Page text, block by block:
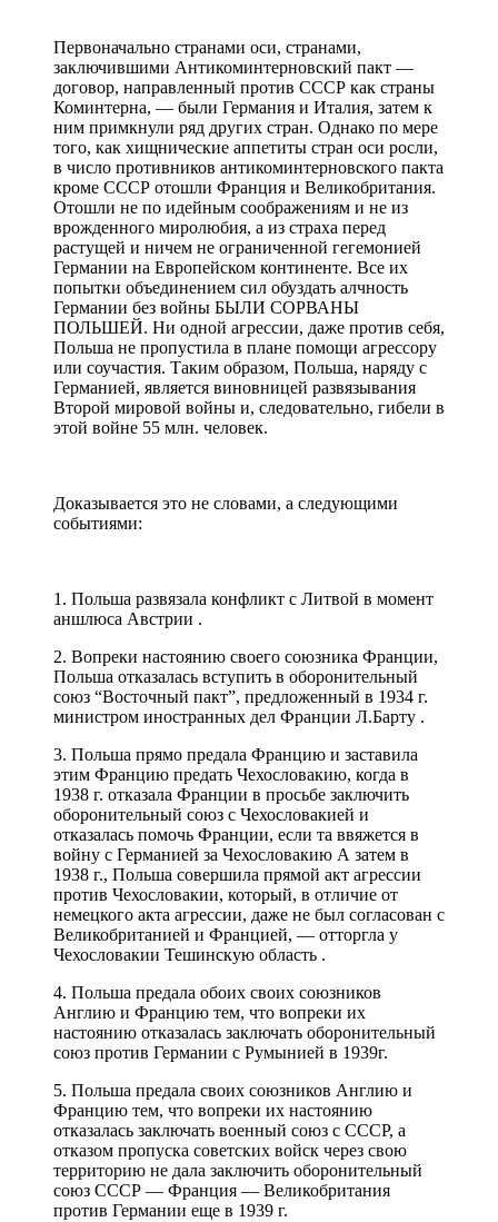
Первоначально странами оси, странами,
заключившими Антикоминтерновский пакт —
договор, направленный против СССР как страны
Коминтерна, — были Германия и Италия, затем к
ним примкнули ряд других стран. Однако по мере
того, как хищнические аппетиты стран оси росли,
в число противников антикоминтерновского пакта
кроме СССР отошли Франция и Великобритания.
Отошли не по идейным соображениям и не из
врожденного миролюбия, а из страха перед
растущей и ничем не ограниченной гегемонией
Германии на Европейском континенте. Все их
попытки объединением сил обуздать алчность
Германии без войны БЫЛИ СОРВАНЫ
ПОЛЬШЕЙ. Ни одной агрессии, даже против себя,
Польша не пропустила в плане помощи агрессору
или соучастия. Таким образом, Польша, наряду с
Германией, является виновницей развязывания
Второй мировой войны и, следовательно, гибели в
этой войне 55 млн. человек.
Доказывается это не словами, а следующими
событиями:
1. Польша развязала конфликт с Литвой в момент
аншлюса Австрии .
2. Вопреки настоянию своего союзника Франции,
Польша отказалась вступить в оборонительный
союз “Восточный пакт”, предложенный в 1934 г.
министром иностранных дел Франции Л.Барту .
3. Польша прямо предала Францию и заставила
этим Францию предать Чехословакию, когда в
1938 г. отказала Франции в просьбе заключить
оборонительный союз с Чехословакией и
отказалась помочь Франции, если та ввяжется в
войну с Германией за Чехословакию А затем в
1938 г., Польша совершила прямой акт агрессии
против Чехословакии, который, в отличие от
немецкого акта агрессии, даже не был согласован с
Великобританией и Францией, — отторгла у
Чехословакии Тешинскую область .
4. Польша предала обоих своих союзников
Англию и Францию тем, что вопреки их
настоянию отказалась заключать оборонительный
союз против Германии с Румынией в 1939г.
5. Польша предала своих союзников Англию и
Францию тем, что вопреки их настоянию
отказалась заключать военный союз с СССР, а
отказом пропуска советских войск через свою
территорию не дала заключить оборонительный
союз СССР — Франция — Великобритания
против Германии еще в 1939 г.